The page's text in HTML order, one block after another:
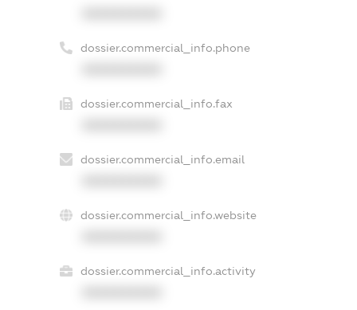
dossier.commercial_info.phone
dossier.commercial_info.fax
dossier.commercial_info.email
dossier.commercial_info.website
dossier.commercial_info.activity